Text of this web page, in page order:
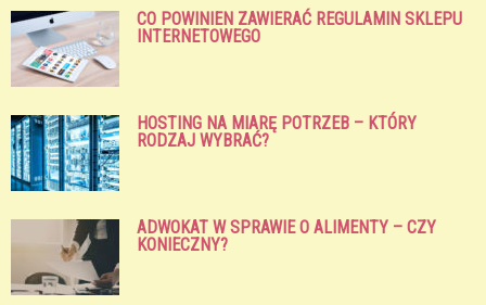
CO POWINIEN ZAWIERAĆ REGULAMIN SKLEPU
INTERNETOWEGO
HOSTING NA MIARĘ POTRZEB – KTÓRY
RODZAJ WYBRAĆ?
ADWOKAT W SPRAWIE O ALIMENTY – CZY
KONIECZNY?